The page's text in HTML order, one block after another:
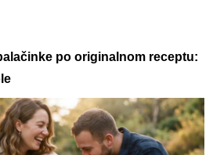
po originalnom receptu: